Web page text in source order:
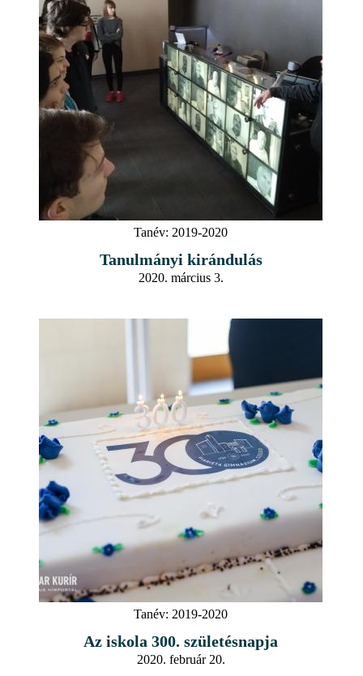
Tanév: 2019-2020
Tanulmányi kirándulás
2020. március 3.
Tanév: 2019-2020
Az iskola 300. születésnapja
2020. február 20.